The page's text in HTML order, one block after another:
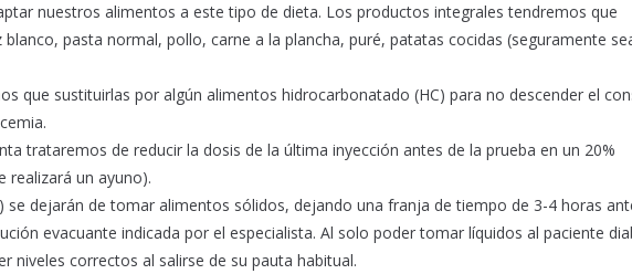
nuestros alimentos a este tipo de dieta. Los productos integrales tendremos que
pasta normal, pollo, carne a la plancha, puré, patatas cocidas (seguramente
que sustituirlas por algún alimentos hidrocarbonatado (HC) para no descender el
trataremos de reducir la dosis de la última inyección antes de la prueba en un 20%
realizará un ayuno).
se dejarán de tomar alimentos sólidos, dejando una franja de tiempo de 3-4 horas
evacuante indicada por el especialista. Al solo poder tomar líquidos al paciente
niveles correctos al salirse de su pauta habitual.